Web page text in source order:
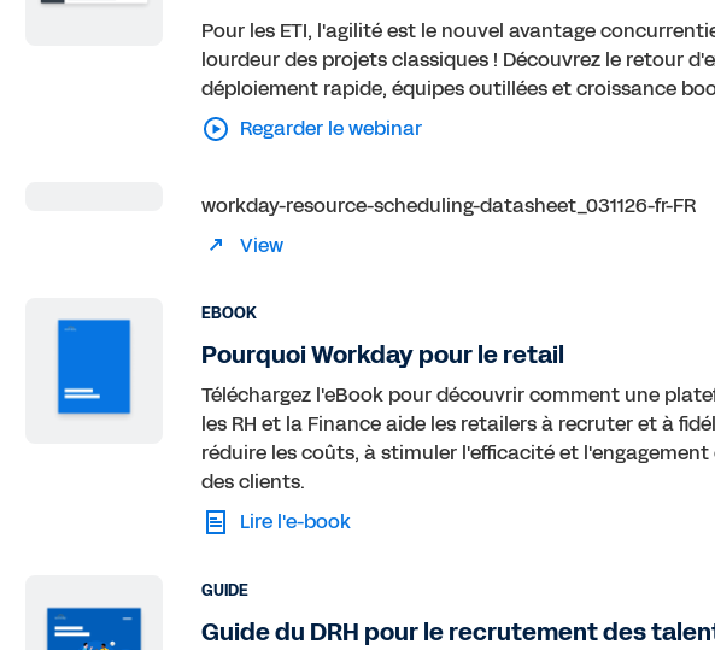
Pour les ETI, l'agilité est le nouvel avantage
lourdeur des projets classiques ! Découvrez le retour
déploiement rapide, équipes outillées et croissance
Regarder le webinar
workday-resource-scheduling-datasheet_031126-fr-FR
View
EBOOK
Pourquoi Workday pour le retail
Téléchargez l'eBook pour découvrir comment une
les RH et la Finance aide les retailers à recruter et à
réduire les coûts, à stimuler l'efficacité et
des clients.
Lire l'e-book
GUIDE
Guide du DRH pour le recrutement des